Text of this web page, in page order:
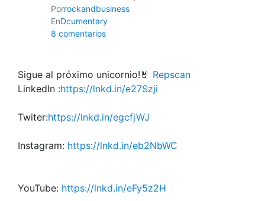
Porrockandbusiness
EnDcumentary
8 comentarios
Sigue al próximo unicornio!🤘 Repscan
LinkedIn :https://lnkd.in/e27Szji
Twiter:https://lnkd.in/egcfjWJ
Instagram: https://lnkd.in/eb2NbWC
YouTube: https://lnkd.in/eFy5z2H